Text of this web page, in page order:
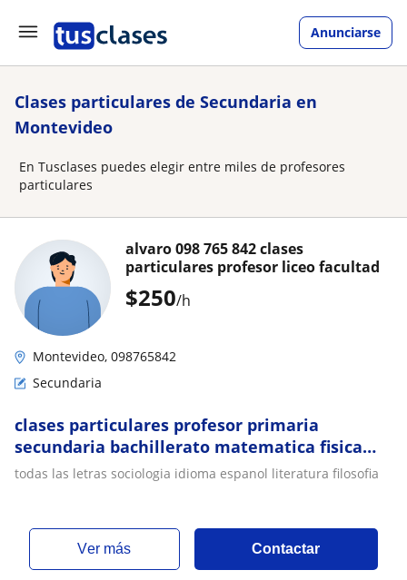
Anunciarse
Clases particulares de Secundaria en
Montevideo
En Tusclases puedes elegir entre miles de profesores
particulares
$250/h
alvaro 098 765 842 clases
particulares profesor liceo facultad
Montevideo, 098765842
Secundaria
clases particulares profesor primaria
secundaria bachillerato matematica fisica
quimica historia geografia contabilidad
todas las letras sociologia idioma espanol literatura filosofia
ver más Contactar